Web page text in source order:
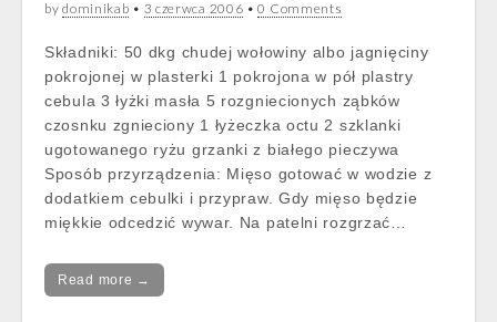
bydominikab • 3 czerwca 2006 •0 Comments
Składniki: 50 dkg chudej wołowiny albo jagnięciny
pokrojonej w plasterki 1 pokrojona w pół plastry
cebula 3 łyżki masła 5 rozgniecionych ząbków
czosnku zgnieciony 1 łyżeczka octu 2 szklanki
ugotowanego ryżu grzanki z białego pieczywa
Sposób przyrządzenia: Mięso gotować w wodzie z
dodatkiem cebulki i przypraw. Gdy mięso będzie
miękkie odcedzić wywar. Na patelni rozgrzać…
Read more →